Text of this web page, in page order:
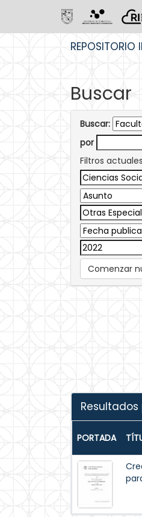
REPOSITORIO
Buscar
Buscar:
por
Filtros
Comenzar
PORTADA